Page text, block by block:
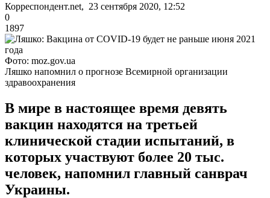
Корреспондент.net, 23 сентября 2020, 12:52
0
1897
Фото: moz.gov.ua
Ляшко напомнил о прогнозе Всемирной организации
здравоохранения
В мире в настоящее время девять
вакцин находятся на третьей
клинической стадии испытаний, в
которых участвуют более 20 тыс.
человек, напомнил главный санврач
Украины.